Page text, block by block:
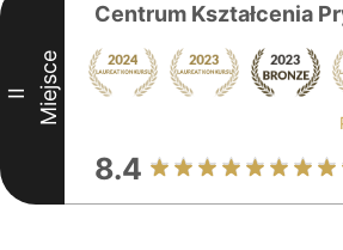
II Miejsce
Centrum Kształcenia
8.4